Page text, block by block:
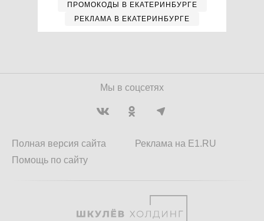
ПРОМОКОДЫ В ЕКАТЕРИНБУРГЕ
РЕКЛАМА В ЕКАТЕРИНБУРГЕ
Мы в соцсетях
Полная версия сайта
Помощь по сайту
Реклама на E1.RU